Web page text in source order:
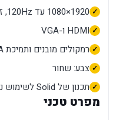
1920×1080 עד 120Hz, זמן תגובה מוצהר 5ms ופאנל VA
HDMI ו-VGA
רמקולים מובנים ותמיכת VESA ‏75×75
צבע: שחור
תכנון של Solid לשימוש נוח בעמדת מחשב
מפרט טכני